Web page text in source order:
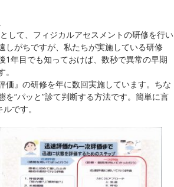
て、フィジカルアセスメントの研修を行い
しがちですが、私たちが実施している研修
1年目でも知っておけば、数秒で異常の早期
』の研修を年に数回実施しています。ちな
“パッと”診て判断する方法です。簡単に言
です。